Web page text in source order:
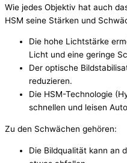
Wie jedes Objektiv hat auch
HSM seine Stärken und
Die hohe Lichtstärke
Licht und eine geringe
Der optische
reduzieren.
Die HSM-Technologie
schnellen und leisen
Zu den Schwächen gehören:
Die Bildqualität kann an